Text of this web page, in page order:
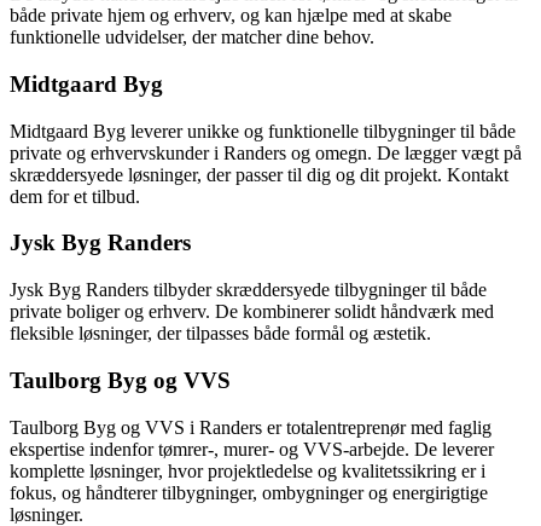
både private hjem og erhverv, og kan hjælpe med at skabe
funktionelle udvidelser, der matcher dine behov.
Midtgaard Byg
Midtgaard Byg leverer unikke og funktionelle tilbygninger til både
private og erhvervskunder i Randers og omegn. De lægger vægt på
skræddersyede løsninger, der passer til dig og dit projekt. Kontakt
dem for et tilbud.
Jysk Byg Randers
Jysk Byg Randers tilbyder skræddersyede tilbygninger til både
private boliger og erhverv. De kombinerer solidt håndværk med
fleksible løsninger, der tilpasses både formål og æstetik.
Taulborg Byg og VVS
Taulborg Byg og VVS i Randers er totalentreprenør med faglig
ekspertise indenfor tømrer-, murer- og VVS-arbejde. De leverer
komplette løsninger, hvor projektledelse og kvalitetssikring er i
fokus, og håndterer tilbygninger, ombygninger og energirigtige
løsninger.